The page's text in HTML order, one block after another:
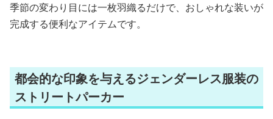
季節の変わり目には一枚羽織るだけで、おしゃれな装いが
完成する便利なアイテムです。
都会的な印象を与えるジェンダーレス服装の
ストリートパーカー